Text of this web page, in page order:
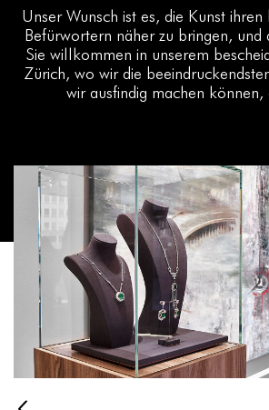
Unser Wunsch ist es, die Kunst
Befürwortern näher zu bringen, und
Sie willkommen in unserem
Zürich, wo wir die
wir ausfindig machen können,